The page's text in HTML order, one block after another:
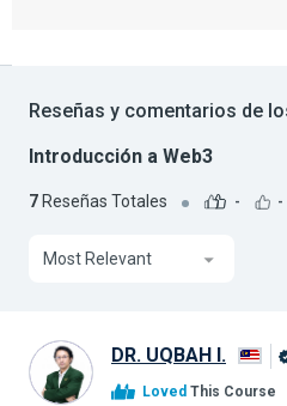
Reseñas y comentarios de
Introducción a Web3
7 Reseñas Totales - -
Most Relevant
DR. UQBAH I.
Loved This Course